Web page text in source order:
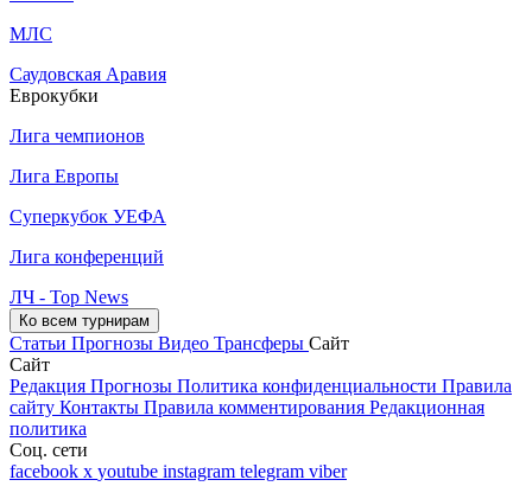
МЛС
Саудовская Аравия
Еврокубки
Лига чемпионов
Лига Европы
Суперкубок УЕФА
Лига конференций
ЛЧ - Top News
Ко всем турнирам
Статьи Прогнозы Видео Трансферы Сайт
Сайт
Редакция Прогнозы Политика конфиденциальности Правила
сайту Контакты Правила комментирования Редакционная
политика
Соц. сети
facebook x youtube instagram telegram viber